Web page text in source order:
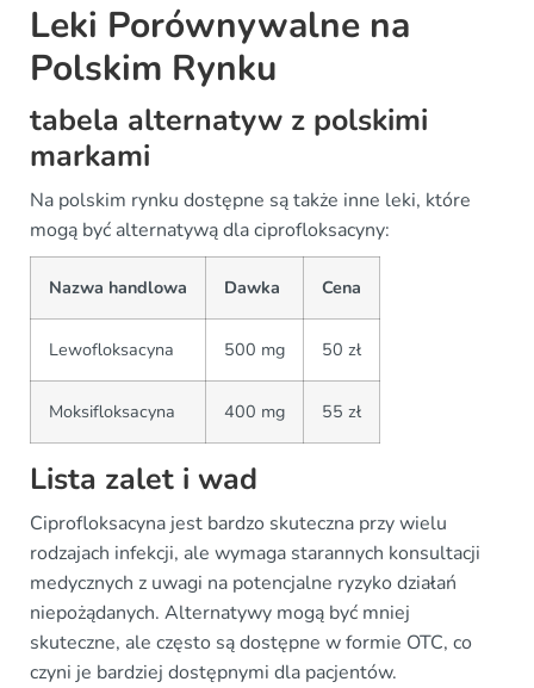
Leki Porównywalne na
Polskim Rynku
tabela alternatyw z polskimi
markami
Na polskim rynku dostępne są także inne leki, które
mogą być alternatywą dla ciprofloksacyny:
Nazwa handlowa Dawka Cena
Lewofloksacyna 500 mg 50 zł
Moksifloksacyna 400 mg 55 zł
Lista zalet i wad
Ciprofloksacyna jest bardzo skuteczna przy wielu
rodzajach infekcji, ale wymaga starannych konsultacji
medycznych z uwagi na potencjalne ryzyko działań
niepożądanych. Alternatywy mogą być mniej
skuteczne, ale często są dostępne w formie OTC, co
czyni je bardziej dostępnymi dla pacjentów.